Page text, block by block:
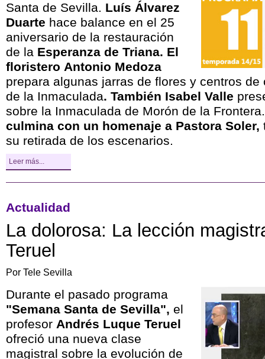
Santa de Sevilla. Luís Álvarez
Duarte hace balance en el 25
aniversario de la restauración
de la Esperanza de Triana. El
floristero Antonio Medoza
prepara algunas jarras de flores y centros
de la Inmaculada. También Isabel Valle
sobre la Inmaculada de Morón de la Frontera.
culmina con un homenaje a Pastora Soler,
su retirada de los escenarios.
Leer más...
Actualidad
La dolorosa: La lección
Teruel
Por Tele Sevilla
Durante el pasado programa
"Semana Santa de Sevilla", el
profesor Andrés Luque Teruel
ofreció una nueva clase
magistral sobre la evolución de